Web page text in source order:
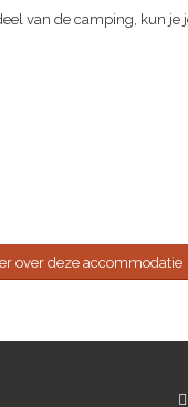
van de camping, kun
over deze accommodatie